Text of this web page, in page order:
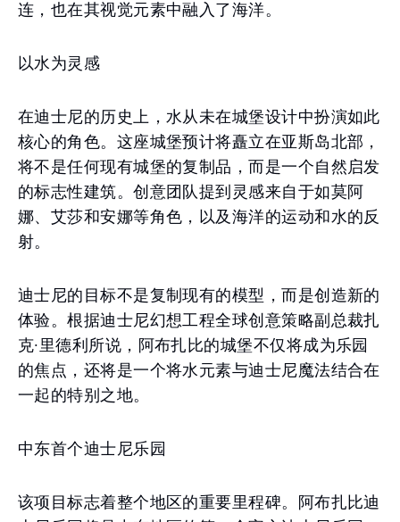
连，也在其视觉元素中融入了海洋。
以水为灵感
在迪士尼的历史上，水从未在城堡设计中扮演如此
核心的角色。这座城堡预计将矗立在亚斯岛北部，
将不是任何现有城堡的复制品，而是一个自然启发
的标志性建筑。创意团队提到灵感来自于如莫阿
娜、艾莎和安娜等角色，以及海洋的运动和水的反
射。
迪士尼的目标不是复制现有的模型，而是创造新的
体验。根据迪士尼幻想工程全球创意策略副总裁扎
克·里德利所说，阿布扎比的城堡不仅将成为乐园
的焦点，还将是一个将水元素与迪士尼魔法结合在
一起的特别之地。
中东首个迪士尼乐园
该项目标志着整个地区的重要里程碑。阿布扎比迪